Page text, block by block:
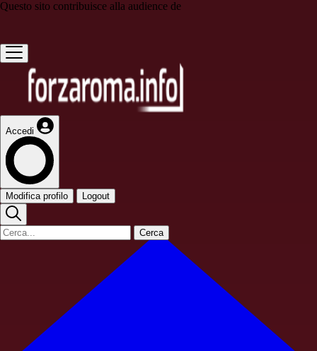
Questo sito contribuisce alla audience de
Accedi
Modifica profilo Logout
Cerca